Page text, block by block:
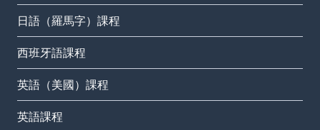
日語（羅馬字）課程
西班牙語課程
英語（美國）課程
英語課程